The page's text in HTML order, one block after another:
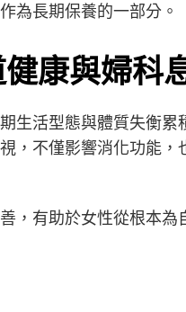
為長期保養的一部分。
康與婦科
生活型態與體質失衡累
，不僅影響消化功能，
，有助於女性從根本為